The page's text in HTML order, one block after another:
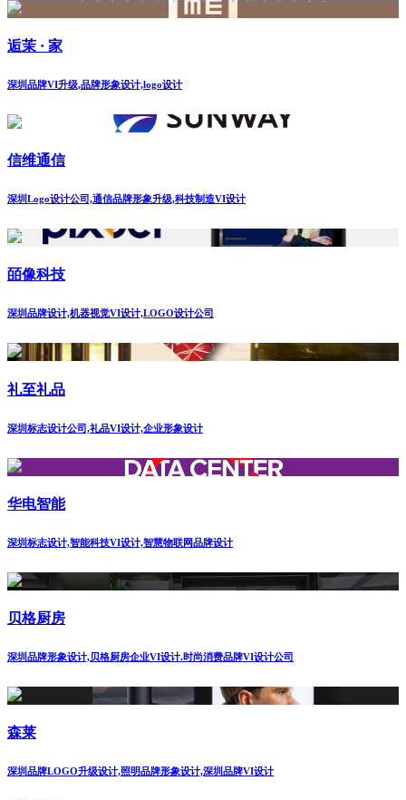
逅茉 · 家
深圳品牌VI升级,品牌形象设计,logo设计
信维通信
深圳Logo设计公司,通信品牌形象升级,科技制造VI设计
皕像科技
深圳品牌设计,机器视觉VI设计,LOGO设计公司
礼至礼品
深圳标志设计公司,礼品VI设计,企业形象设计
华电智能
深圳标志设计,智能科技VI设计,智慧物联网品牌设计
贝格厨房
深圳品牌形象设计,贝格厨房企业VI设计.时尚消费品牌VI设计公司
森莱
深圳品牌LOGO升级设计,照明品牌形象设计,深圳品牌VI设计